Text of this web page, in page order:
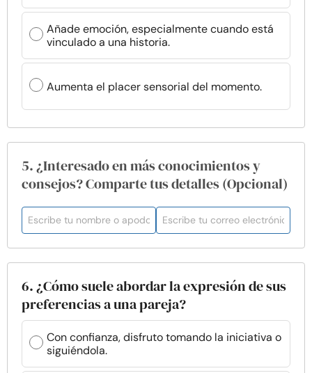
Añade emoción, especialmente cuando está
vinculado a una historia.
Aumenta el placer sensorial del momento.
5. ¿Interesado en más conocimientos y
consejos? Comparte tus detalles (Opcional)
6. ¿Cómo suele abordar la expresión de sus
preferencias a una pareja?
Con confianza, disfruto tomando la iniciativa o
siguiéndola.